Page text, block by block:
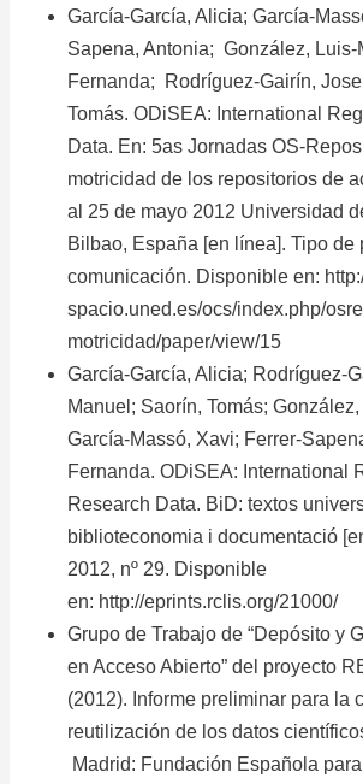
García-García, Alicia; García-
Sapena, Antonia; González, Luis-
Fernanda; Rodríguez-Gairín,
Tomás. ODiSEA: International
Data. En: 5as Jornadas OS-
motricidad de los repositorios de
al 25 de mayo 2012 Universidad
Bilbao, España [en línea]. Tipo de
comunicación. Disponible en:
spacio.uned.es/ocs/index.php/
motricidad/paper/view/15
García-García, Alicia; Rodríguez-
Manuel; Saorín, Tomás;
García-Massó, Xavi; Ferrer-
Fernanda. ODiSEA: International
Research Data. BiD: textos
biblioteconomia i documentació
2012, nº 29. Disponible
en: http://eprints.rclis.org/21000/
Grupo de Trabajo de “Depósito y
en Acceso Abierto” del proyecto
(2012). Informe preliminar para la
reutilización de los datos
Madrid: Fundación Española